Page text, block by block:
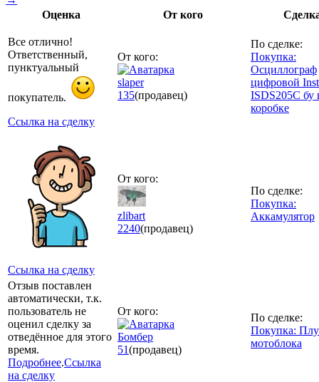
Оценка
От кого
Все отлично!
Ответственный,
пунктуальный
покупатель.
Ссылка на сделку
От кого:
slaper
135(продавец)
По сделке:
Покупка:
Осциллограф
цифровой
ISDS205C бу
коробке
Ссылка на сделку
От кого:
zlibart
2240(продавец)
По сделке:
Покупка:
Аккамулятор
Отзыв поставлен
автоматически, т.к.
пользователь не
оценил сделку за
отведённое для этого
время.
Подробнее.Ссылка
на сделку
От кого:
Бомбер
51(продавец)
По сделке:
Покупка:
мотоблока